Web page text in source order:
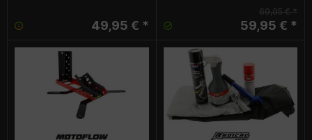
49,95 € *
69,95 € *
59,95 € *